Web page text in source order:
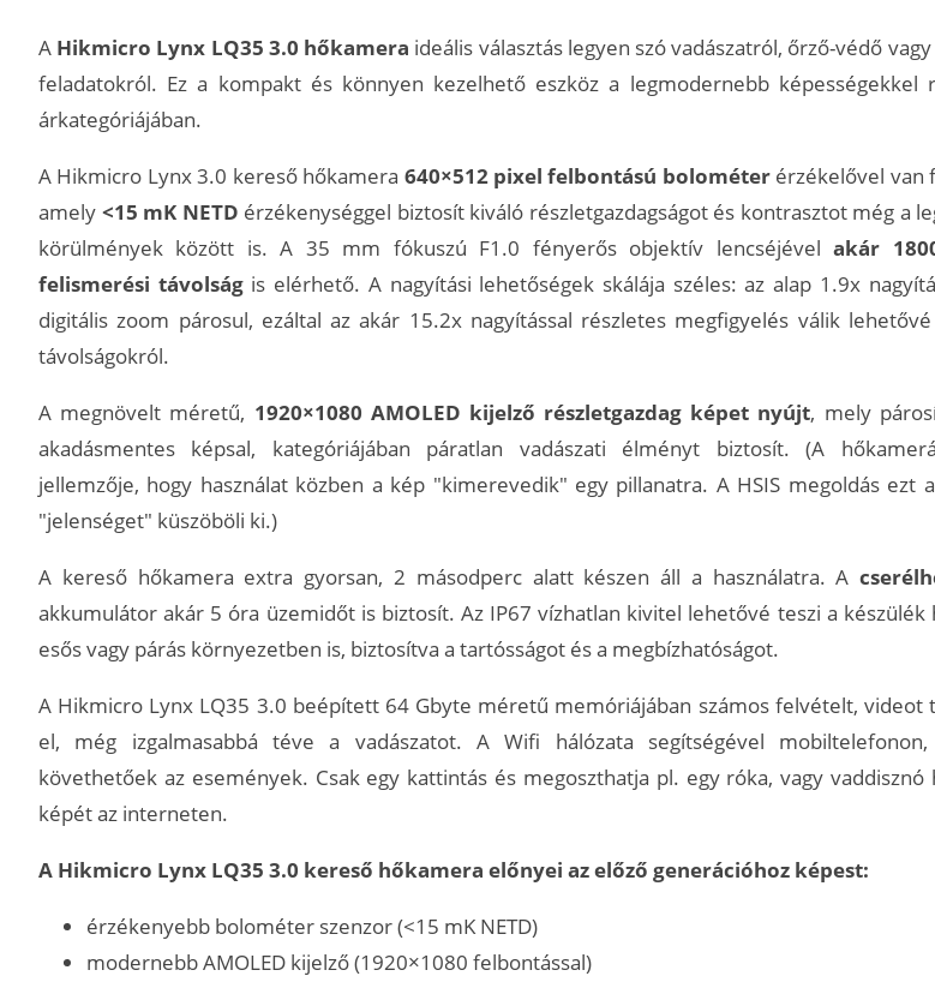
A Hikmicro Lynx LQ35 3.0 hőkamera ideális választás legyen szó vadászatról, őrző-védő
feladatokról. Ez a kompakt és könnyen kezelhető eszköz a legmodernebb képességekkel
árkategóriájában.
A Hikmicro Lynx 3.0 kereső hőkamera 640×512 pixel felbontású bolométerérzékelővel van
amely <15 mK NETD érzékenységgel biztosít kiváló részletgazdagságot és kontrasztot még a
körülmények között is. A 35 mm fókuszú F1.0 fényerős objektív lencséjévelakár
felismerési távolságis elérhető. A nagyítási lehetőségek skálája széles: az alap 1.9x
digitális zoom párosul, ezáltal az akár 15.2x nagyítással részletes megfigyelés válik
távolságokról.
A megnövelt méretű, 1920×1080 AMOLED kijelző részletgazdag képet nyújt, mely
akadásmentes képsal, kategóriájában páratlan vadászati élményt biztosít. (A
jellemzője, hogy használat közben a kép "kimerevedik" egy pillanatra. A HSIS megoldás ezt
"jelenséget" küszöböli ki.)
A kereső hőkamera extra gyorsan, 2 másodperc alatt készen áll a használatra. A
akkumulátor akár 5 óra üzemidőt is biztosít. Az IP67 vízhatlan kivitel lehetővé teszi a készülék
esős vagy párás környezetben is, biztosítva a tartósságot és a megbízhatóságot.
A Hikmicro Lynx LQ35 3.0 beépített 64 Gbyte méretű memóriájában számos felvételt, videot
el, még izgalmasabbá téve a vadászatot. A Wifi hálózata segítségével
követhetőek az események. Csak egy kattintás és megoszthatja pl. egy róka, vagy vaddisznó
képét az interneten.
A Hikmicro Lynx LQ35 3.0 kereső hőkamera előnyei az előző generációhoz képest:
érzékenyebb bolométer szenzor (<15 mK NETD)
modernebb AMOLED kijelző (1920×1080 felbontással)